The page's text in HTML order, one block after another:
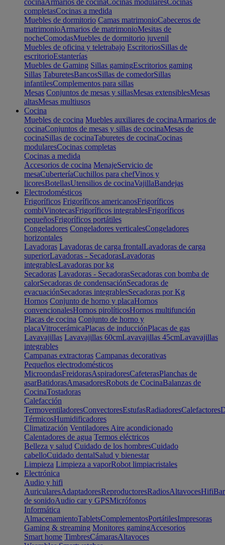
cocinaArmarios de cocinaCocinas modularesCocinas
completasCocinas a medida
Muebles de dormitorio Camas matrimonioCabeceros de
matrimonioArmarios de matrimonioMesitas de
nocheComodasMuebles de dormitorio juvenil
Muebles de oficina y teletrabajo EscritoriosSillas de
escritorioEstanterías
Muebles de Gaming Sillas gamingEscritorios gaming
Sillas TaburetesBancosSillas de comedorSillas
infantilesComplementos para sillas
Mesas Conjuntos de mesas y sillasMesas extensiblesMesas
altasMesas multiusos
Cocina
Muebles de cocina Muebles auxiliares de cocinaArmarios de
cocinaConjuntos de mesas y sillas de cocinaMesas de
cocinaSillas de cocinaTaburetes de cocinaCocinas
modularesCocinas completas
Cocinas a medida
Accesorios de cocina MenajeServicio de
mesaCuberteríaCuchillos para chefVinos y
licoresBotellasUtensilios de cocinaVajillaBandejas
Electrodomésticos
Frigoríficos Frigoríficos americanosFrigoríficos
combiVinotecasFrigoríficos integrablesFrigoríficos
pequeñosFrigoríficos portátiles
Congeladores Congeladores verticalesCongeladores
horizontales
Lavadoras Lavadoras de carga frontalLavadoras de carga
superiorLavadoras - SecadorasLavadoras
integrablesLavadoras por kg
Secadoras Lavadoras - SecadorasSecadoras con bomba de
calorSecadoras de condensaciónSecadoras de
evacuaciónSecadoras integrablesSecadoras por Kg
Hornos Conjunto de horno y placaHornos
convencionalesHornos pirolíticosHornos multifunción
Placas de cocina Conjunto de horno y
placaVitrocerámicaPlacas de inducciónPlacas de gas
Lavavajillas Lavavajillas 60cmLavavajillas 45cmLavavajillas
integrables
Campanas extractoras Campanas decorativas
Pequeños electrodomésticos
MicroondasFreidorasAspiradoresCafeterasPlanchas de
asarBatidorasAmasadoresRobots de CocinaBalanzas de
CocinaTostadoras
Calefacción
TermoventiladoresConvectoresEstufasRadiadoresCalefactores
TérmicosHumidificadores
Climatización Ventiladores Aire acondicionado
Calentadores de agua Termos eléctricos
Belleza y salud Cuidado de los hombresCuidado
cabelloCuidado dentalSalud y bienestar
Limpieza Limpieza a vaporRobot limpiacristales
Electrónica
Audio y hifi
AuricularesAdaptadoresReproductoresRadiosAltavocesHifi
de sonidoAudio car y GPSMicrófonos
Informática
AlmacenamientoTabletsComplementosPortátilesImpresoras
Gaming & streaming Monitores gamingAccesorios
Smart home TimbresCámarasAltavoces